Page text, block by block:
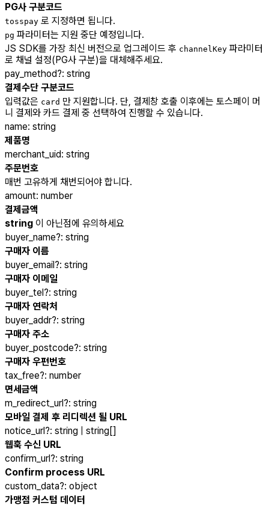
PG사 구분코드
tosspay 로 지정하면 됩니다.
pg 파라미터는 지원 중단 예정입니다.
JS SDK를 가장 최신 버전으로 업그레이드 후 channelKey 파라미터
로 채널 설정(PG사 구분)을 대체해주세요.
pay_method?: string
결제수단 구분코드
입력값은 card 만 지원합니다. 단, 결제창 호출 이후에는 토스페이 머
니 결제와 카드 결제 중 선택하여 진행할 수 있습니다.
name: string
제품명
merchant_uid: string
주문번호
매번 고유하게 채번되어야 합니다.
amount: number
결제금액
string 이 아닌점에 유의하세요
buyer_name?: string
구매자 이름
buyer_email?: string
구매자 이메일
buyer_tel?: string
구매자 연락처
buyer_addr?: string
구매자 주소
buyer_postcode?: string
구매자 우편번호
tax_free?: number
면세금액
m_redirect_url?: string
모바일 결제 후 리디렉션 될 URL
notice_url?: string | string[]
웹훅 수신 URL
confirm_url?: string
Confirm process URL
custom_data?: object
가맹점 커스텀 데이터